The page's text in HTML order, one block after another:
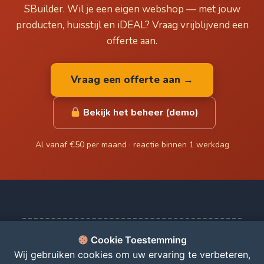
SBuilder. Wil je een eigen webshop — met jouw
producten, huisstijl en iDEAL? Vraag vrijblijvend een
offerte aan.
Vraag een offerte aan →
Bekijk het beheer (demo)
Al vanaf €50 per maand · reactie binnen 1 werkdag
© 2026 Koopjeskraam - De beste koopjes, direct bij u thuis!
Cookie Toestemming
Wij gebruiken cookies om uw ervaring te verbeteren,